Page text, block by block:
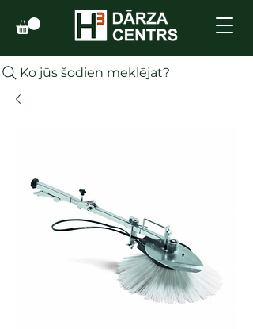
Ko jūs šodien meklējat?